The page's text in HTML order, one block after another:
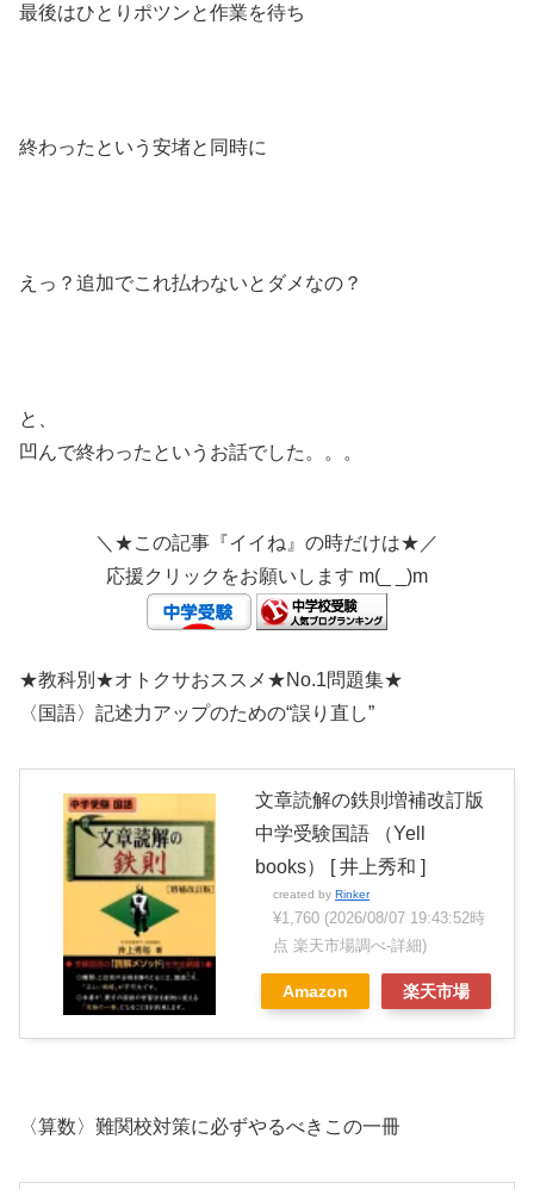
最後はひとりポツンと作業を待ち
終わったという安堵と同時に
えっ？追加でこれ払わないとダメなの？
と、
凹んで終わったというお話でした。。。
＼★この記事『イイね』の時だけは★／
応援クリックをお願いします m(_ _)m
★教科別★オトクサおススメ★No.1問題集★
〈国語〉記述力アップのための“誤り直し”
文章読解の鉄則増補改訂版
中学受験国語 （Yell
books） [ 井上秀和 ]
created by Rinker
¥1,760 (2026/08/07 19:43:52時
点 楽天市場調べ-詳細)
Amazon 楽天市場
〈算数〉難関校対策に必ずやるべきこの一冊